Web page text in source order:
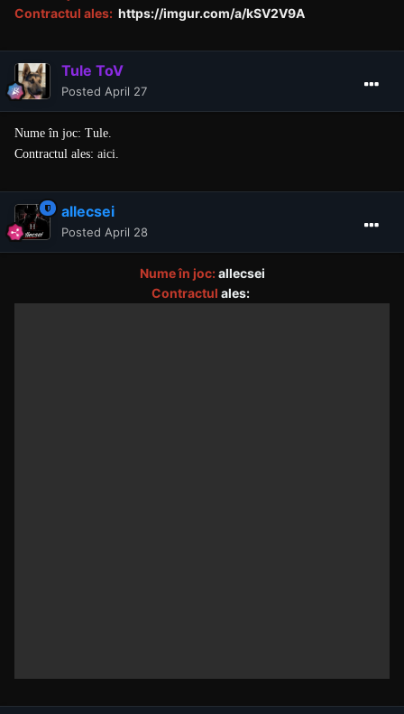
Contractul ales: https://imgur.com/a/kSV2V9A
Tule ToV
Posted April 27
Nume în joc: Tule.
Contractul ales: aici
allecsei
Posted April 28
Nume în joc:allecsei
Contractul ales: